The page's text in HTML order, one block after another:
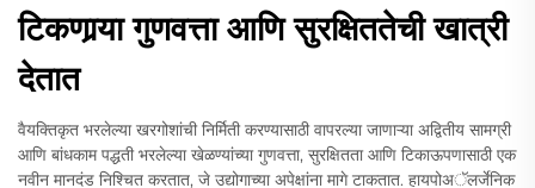
टिकणार्‍या गुणवत्ता आणि सुरक्षिततेची खात्री
देतात
वैयक्तिकृत भरलेल्या खरगोशांची निर्मिती करण्यासाठी वापरल्या जाणाऱ्या अद्वितीय सामग्री
आणि बांधकाम पद्धती भरलेल्या खेळण्यांच्या गुणवत्ता, सुरक्षितता आणि टिकाऊपणासाठी एक
नवीन मानदंड निश्चित करतात, जे उद्योगाच्या अपेक्षांना मागे टाकतात. हायपोअॅलर्जेनिक